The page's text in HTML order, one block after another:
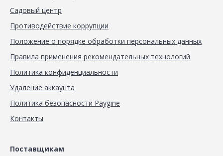
Садовый центр
Противодействие коррупции
Положение о порядке обработки персональных данных
Правила применения рекомендательных технологий
Политика конфиденциальности
Удаление аккаунта
Политика безопасности Paygine
Контакты
Поставщикам